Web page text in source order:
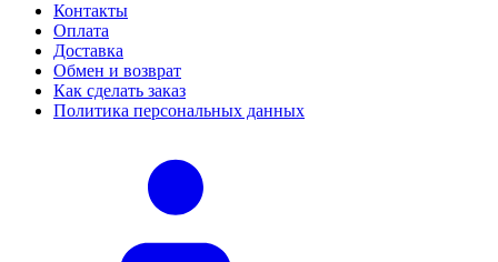
Контакты
Оплата
Доставка
Обмен и возврат
Как сделать заказ
Политика персональных данных